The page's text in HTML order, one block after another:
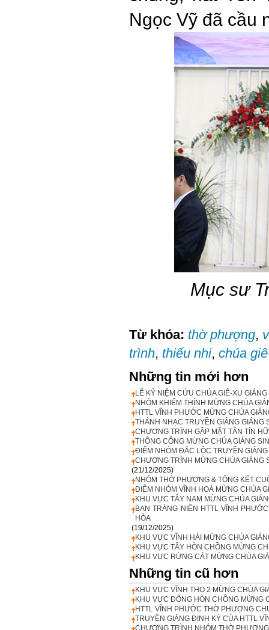
Ngọc Vỹ đã cầu
Mục sư
Từ khóa: thờ phượng,
trình, thiếu nhi, chúa
Những tin mới hơn
LỄ KỶ NIỆM CỨU CHÚA GIÊ-XU
NHÓM KHIẾM THÍNH MỪNG CHÚA
HTTL VĨNH PHƯỚC MỪNG CHÚA
THÁNH NHẠC TRUYỀN GIẢNG GIÁNG
CHƯƠNG TRÌNH GẶP MẶT TÂN TÍN
THÔNG CÔNG MỪNG CHÚA GIÁNG
ĐIỂM NHÓM ĐẮC LỘC TRUYỀN
CHƯƠNG TRÌNH MỪNG CHÚA GIÁNG
(21/12/2025)
NHÓM THỜ PHƯỢNG & TỔNG KẾT
ĐIỂM NHÓM VĨNH HOÀ MỪNG CHÚA
KHU VỰC TÂY NAM MỪNG CHÚA
BAN TRÁNG NIÊN HTTL VĨNH
HÒA
(19/12/2025)
KHU VỰC VĨNH HẢI MỪNG CHÚA
KHU VỰC TÂY HÒN CHỒNG MỪNG
KHU VỰC RỪNG CÁT MỪNG CHÚA
Những tin cũ hơn
KHU VỰC VĨNH THỌ 2 MỪNG CHÚA
KHU VỰC ĐÔNG HÒN CHỒNG MỪNG
HTTL VĨNH PHƯỚC THỜ PHƯỢNG
TRUYỀN GIẢNG ĐỊNH KỲ CỦA HTTL
CHƯƠNG TRÌNH NHÓM THỜ